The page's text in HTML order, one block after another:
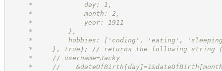
*             day: 1,
*             month: 2,
*             year: 1911
*         },
*         hobbies: ['coding', 'eating',
*     }, true); // returns the following string
*     // username=Jacky
*     //